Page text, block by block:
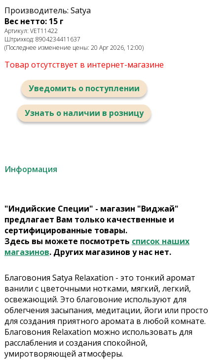
Производитель: Satya
Вес нетто: 15 г
Артикул: VET11422
Штрихкод: 8904234411637
(Последнее изменение цены: 20 Apr 2026, 12:00)
Товар отсутствует в интернет-магазине
Уведомить о поступлении
Узнать о наличии в розницу
Информация
"Индийские Специи" - магазин "Виджай"
предлагает Вам только качественные и
сертифицированные товары.
Здесь вы можете посмотреть список наших
магазинов. Других магазинов у нас нет.
Благовония Satya Relaxation - это тонкий аромат
ванили с цветочными нотками, мягкий, легкий,
освежающий. Это благовоние используют для
облегчения засыпания, медитации, йоги или просто
для создания приятного аромата в любой комнате.
Благовония Relaxation можно использовать для
расслабления и создания спокойной,
умиротворяющей атмосферы.